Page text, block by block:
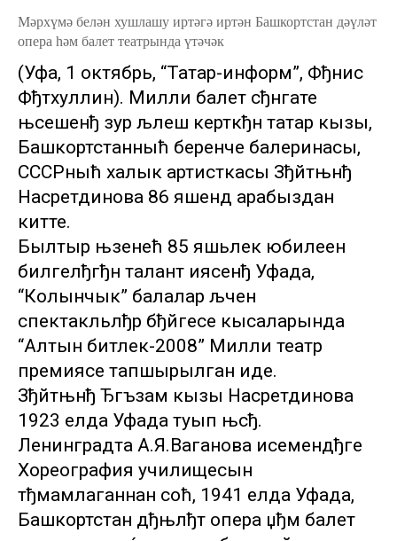
Мәрхүмә белән хушлашу иртәгә иртән Башкортстан дәүләт
опера һәм балет театрында үтәчәк
(Уфа, 1 октябрь, “Татар-информ”, Фђнис
Фђтхуллин). Милли балет сђнгате
њсешенђ зур љлеш керткђн татар кызы,
Башкортстанныћ беренче балеринасы,
СССРныћ халык артисткасы Зђйтњнђ
Насретдинова 86 яшендә арабыздан
китте.
Былтыр њзенећ 85 яшьлек юбилеен
билгелђгђн талант иясенђ Уфада,
“Колынчык” балалар љчен
спектакльлђр бђйгесе кысаларында
“Алтын битлек-2008” Милли театр
премиясе тапшырылган иде.
Зђйтњнђ Ђгъзам кызы Насретдинова
1923 елда Уфада туып њсђ.
Ленинградта А.Я.Ваганова исемендђге
Хореография училищесын
тђмамлаганнан соћ, 1941 елда Уфада,
Башкортстан дђњлђт опера џђм балет